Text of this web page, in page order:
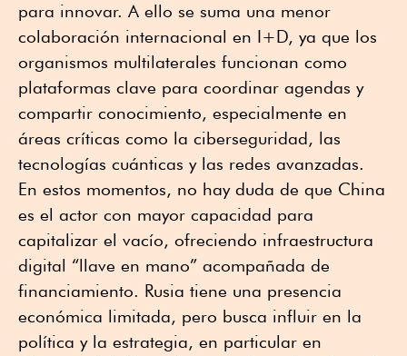
para innovar. A ello se suma una menor
colaboración internacional en I+D, ya que los
organismos multilaterales funcionan como
plataformas clave para coordinar agendas y
compartir conocimiento, especialmente en
áreas críticas como la ciberseguridad, las
tecnologías cuánticas y las redes avanzadas.
En estos momentos, no hay duda de que China
es el actor con mayor capacidad para
capitalizar el vacío, ofreciendo infraestructura
digital “llave en mano” acompañada de
financiamiento. Rusia tiene una presencia
económica limitada, pero busca influir en la
política y la estrategia, en particular en